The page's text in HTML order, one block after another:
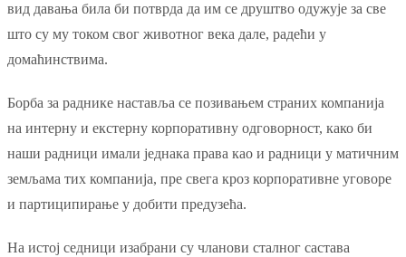
вид давања била би потврда да им се друштво одужује за све
што су му током свог животног века дале, радећи у
домаћинствима.
Борба за раднике наставља се позивањем страних компанија
на интерну и екстерну корпоративну одговорност, како би
наши радници имали једнака права као и радници у матичним
земљама тих компанија, пре свега кроз корпоративне уговоре
и партиципирање у добити предузећа.
На истој седници изабрани су чланови сталног састава